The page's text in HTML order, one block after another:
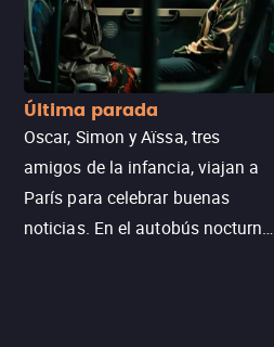
Última parada
Oscar, Simon y Aïssa, tres
amigos de la infancia, viajan a
París para celebrar buenas
noticias. En el autobús nocturno